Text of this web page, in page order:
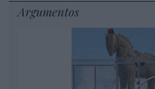
Argumentos